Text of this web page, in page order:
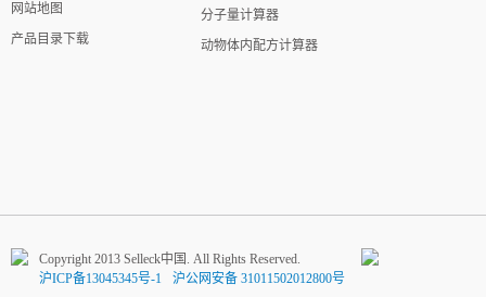
网站地图
产品目录下载
分子量计算器
动物体内配方计算器
Copyright 2013 Selleck中国. All Rights Reserved.
沪ICP备13045345号-1
沪公网安备 31011502012800号